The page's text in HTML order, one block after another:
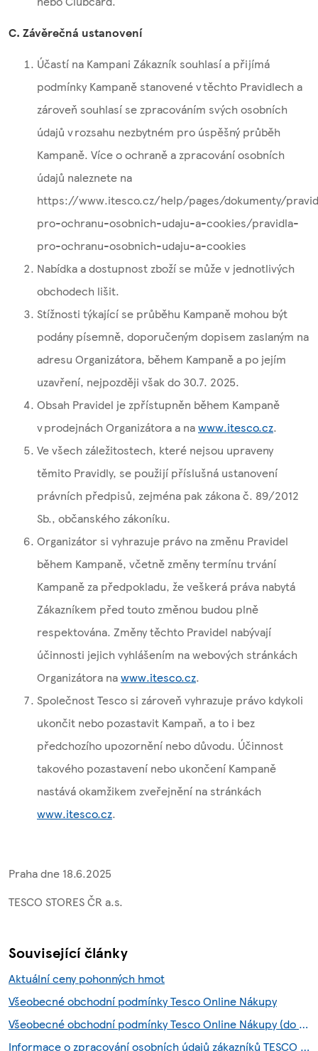
C. Závěrečná ustanovení
Účastí na Kampani Zákazník souhlasí a přijímá
podmínky Kampaně stanovené v těchto Pravidlech a
zároveň souhlasí se zpracováním svých osobních
údajů v rozsahu nezbytném pro úspěšný průběh
Kampaně. Více o ochraně a zpracování osobních
údajů naleznete na
https://www.itesco.cz/help/pages/dokumenty/
pro-ochranu-osobnich-udaju-a-cookies/pravidla-
pro-ochranu-osobnich-udaju-a-cookies
Nabídka a dostupnost zboží se může v jednotlivých
obchodech lišit.
Stížnosti týkající se průběhu Kampaně mohou být
podány písemně, doporučeným dopisem zaslaným na
adresu Organizátora, během Kampaně a po jejím
uzavření, nejpozději však do 30.7. 2025.
Obsah Pravidel je zpřístupněn během Kampaně
v prodejnách Organizátora a nawww.itesco.cz.
Ve všech záležitostech, které nejsou upraveny
těmito Pravidly, se použijí příslušná ustanovení
právních předpisů, zejména pak zákona č. 89/2012
Sb., občanského zákoníku.
Organizátor si vyhrazuje právo na změnu Pravidel
během Kampaně, včetně změny termínu trvání
Kampaně za předpokladu, že veškerá práva nabytá
Zákazníkem před touto změnou budou plně
respektována. Změny těchto Pravidel nabývají
účinnosti jejich vyhlášením na webových stránkách
Organizátora nawww.itesco.cz.
Společnost Tesco si zároveň vyhrazuje právo kdykoli
ukončit nebo pozastavit Kampaň, a to i bez
předchozího upozornění nebo důvodu. Účinnost
takového pozastavení nebo ukončení Kampaně
nastává okamžikem zveřejnění na stránkách
www.itesco.cz.
Praha dne 18.6.2025
TESCO STORES ČR a.s.
Související články
Aktuální ceny pohonných hmot
Všeobecné obchodní podmínky Tesco Online Nákupy
Všeobecné obchodní podmínky Tesco Online Nákupy (do 28.7.2026)
Informace o zpracování osobních údajů zákazníků TESCO HNED služby